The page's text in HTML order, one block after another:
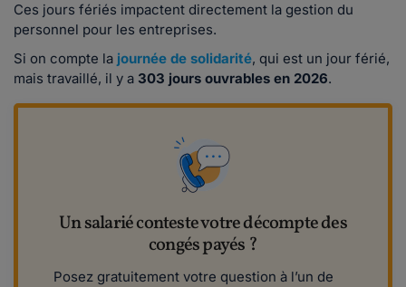
Ces jours fériés impactent directement la gestion du
personnel pour les entreprises.
Si on compte la journée de solidarité, qui est un jour férié,
mais travaillé, il y a 303 jours ouvrables en 2026.
Un salarié conteste votre décompte des
congés payés ?
Posez gratuitement votre question à l’un de